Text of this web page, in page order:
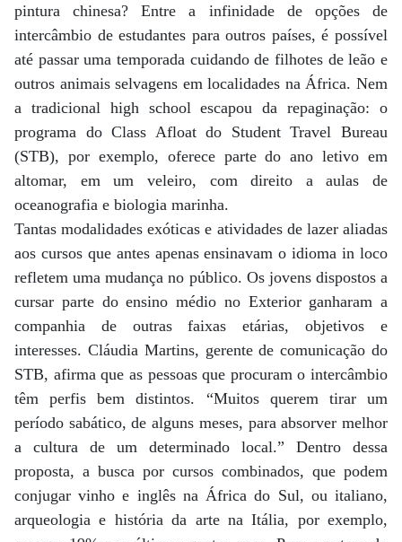
pintura chinesa? Entre a infinidade de opções de
intercâmbio de estudantes para outros países, é possível
até passar uma temporada cuidando de filhotes de leão e
outros animais selvagens em localidades na África. Nem
a tradicional high school escapou da repaginação: o
programa do Class Afloat do Student Travel Bureau
(STB), por exemplo, oferece parte do ano letivo em
altomar, em um veleiro, com direito a aulas de
oceanografia e biologia marinha.
Tantas modalidades exóticas e atividades de lazer aliadas
aos cursos que antes apenas ensinavam o idioma in loco
refletem uma mudança no público. Os jovens dispostos a
cursar parte do ensino médio no Exterior ganharam a
companhia de outras faixas etárias, objetivos e
interesses. Cláudia Martins, gerente de comunicação do
STB, afirma que as pessoas que procuram o intercâmbio
têm perfis bem distintos. “Muitos querem tirar um
período sabático, de alguns meses, para absorver melhor
a cultura de um determinado local.” Dentro dessa
proposta, a busca por cursos combinados, que podem
conjugar vinho e inglês na África do Sul, ou italiano,
arqueologia e história da arte na Itália, por exemplo,